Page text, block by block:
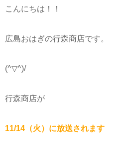
こんにちは！！
広島おはぎの行森商店です。
(^▽^)/
行森商店が
11/14（火）に放送されます